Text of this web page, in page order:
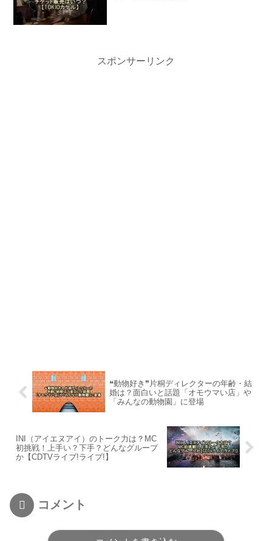
スポンサーリンク
❝動物好き❞片桐ディレクターの年齢・結
婚は？面白いと話題「オモウマい店」や
「みんなの動物園」に登場
INI（アイエヌアイ）のトーク力は？MC
初挑戦！上手い？下手？どんなグループ
か【CDTVライブ!ライブ!】
コメント